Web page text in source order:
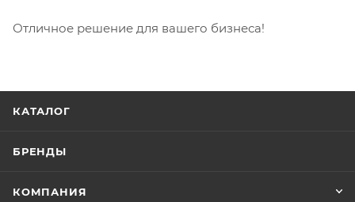
Отличное решение для вашего бизнеса!
КАТАЛОГ
БРЕНДЫ
КОМПАНИЯ